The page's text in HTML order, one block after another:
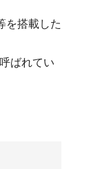
を搭載した
ばれてい